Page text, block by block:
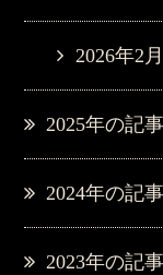
2026年2月
2025年の記
2024年の記
2023年の記